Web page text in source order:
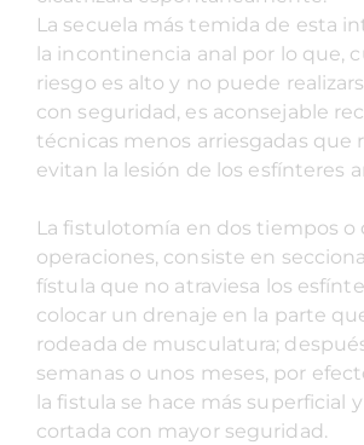
La secuela más temida de esta
la incontinencia anal por lo que,
riesgo es alto y no puede
con seguridad, es aconsejable
técnicas menos arriesgadas que
evitan la lesión de los esfínteres
La fistulotomía en dos tiempos o
operaciones, consiste en
fístula que no atraviesa los
colocar un drenaje en la parte
rodeada de musculatura;
semanas o unos meses, por
la fistula se hace más superficial
cortada con mayor seguridad.